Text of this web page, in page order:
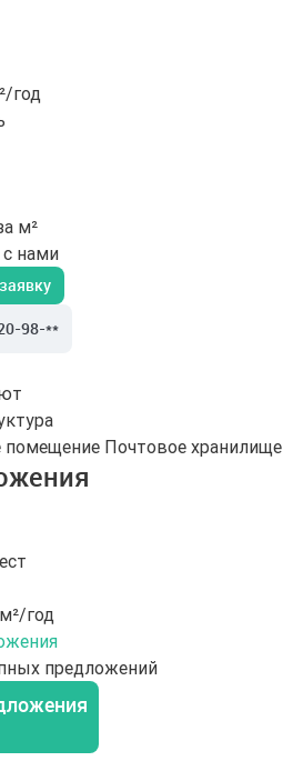
год
м²
с нами
98-**
помещение Почтовое хранилище
год
предложений